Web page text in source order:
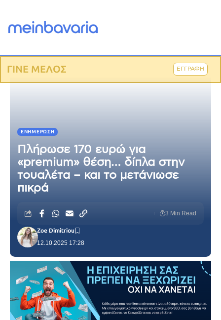
ΓΙΝΕ ΜΕΛΟΣ ΕΓΓΡΑΦΗ
ΕΝΗΜΈΡΩΣΗ
Πλήρωσε 170 ευρώ για
«premium» θέση… δίπλα στην
τουαλέτα – και το μετάνιωσε
πικρά
12.10.2025 17:28
Zoe Dimitriou
3 Min Read